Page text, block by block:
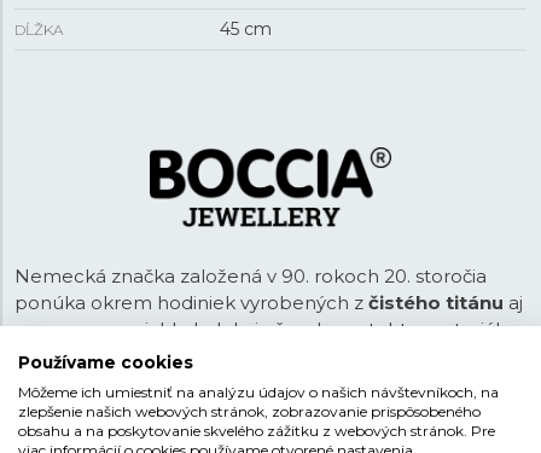
DĹŽKA 45 cm
Nemecká značka založená v 90. rokoch 20. storočia
ponúka okrem hodiniek vyrobených z čistého titánu aj
pomerne rozsiahlu kolekciu šperkov z tohto materiálu.
Čistý titán je ľahký, pevný a antialergický, šetrný k
pokožke. Neobsahuje totiž nikel ani iné kovy, ktoré sú
pre pokožku nepriaznivé. V ponuke šperkov Boccia
Titanium sú okrem čisto titánových aj varianty v
Používame cookies
Môžeme ich umiestniť na analýzu údajov o našich návštevníkoch, na
zlepšenie našich webových stránok, zobrazovanie prispôsobeného
obsahu a na poskytovanie skvelého zážitku z webových stránok. Pre
viac informácií o cookies používame otvorené nastavenia.